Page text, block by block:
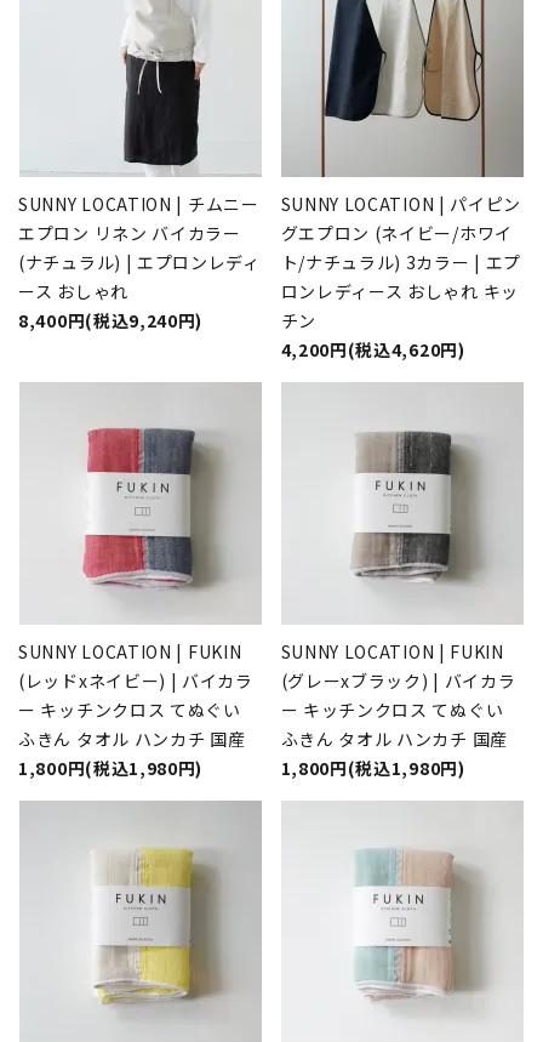
SUNNY LOCATION | チムニー
エプロン リネン バイカラー
(ナチュラル) | エプロンレディ
ース おしゃれ
8,400円(税込9,240円)
SUNNY LOCATION | パイピン
グエプロン (ネイビー/ホワイ
ト/ナチュラル) 3カラー | エプ
ロンレディース おしゃれ キッ
チン
4,200円(税込4,620円)
SUNNY LOCATION | FUKIN
(レッドxネイビー) | バイカラ
ー キッチンクロス てぬぐい
ふきん タオル ハンカチ 国産
1,800円(税込1,980円)
SUNNY LOCATION | FUKIN
(グレーxブラック) | バイカラ
ー キッチンクロス てぬぐい
ふきん タオル ハンカチ 国産
1,800円(税込1,980円)